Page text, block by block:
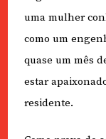
uma mulher
como um
quase um mês
estar
residente.